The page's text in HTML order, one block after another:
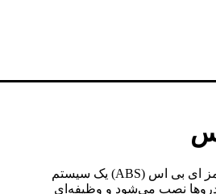
، ترمز ای بی اس (ABS) یک سیستم
نصب می‌شود و وظیفه‌ای